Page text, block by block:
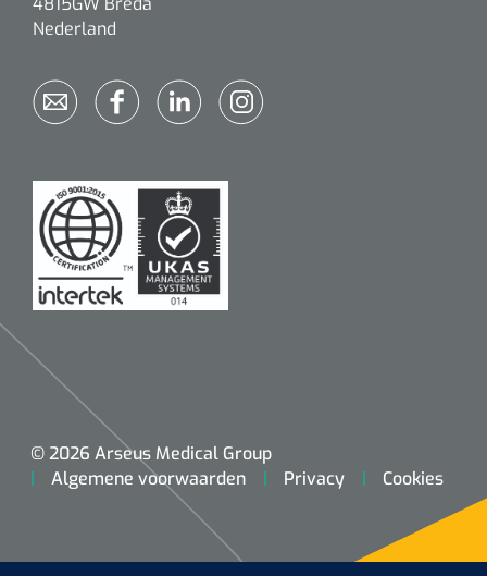
Nederland
© 2026 Arseus Medical Group
Algemene voorwaarden
Privacy Cookies